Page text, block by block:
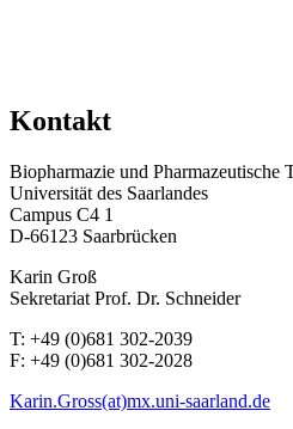
Kontakt
Biopharmazie und Pharmazeutische
Universität des Saarlandes
Campus C4 1
D-66123 Saarbrücken
Karin Groß
Sekretariat Prof. Dr. Schneider
T: +49 (0)681 302-2039
F: +49 (0)681 302-2028
Karin.Gross(at)mx.uni-saarland.de